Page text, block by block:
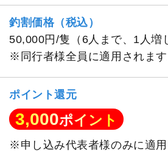
釣割価格（税込）
50,000円/隻（6人まで、1人増
※同行者様全員に適用されます
ポイント還元
3,000ポイント
※申し込み代表者様のみに適用